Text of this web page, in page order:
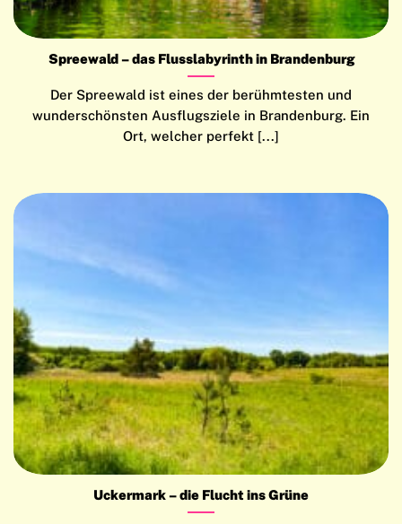
Spreewald – das Flusslabyrinth in Brandenburg
Der Spreewald ist eines der berühmtesten und
wunderschönsten Ausflugsziele in Brandenburg. Ein
Ort, welcher perfekt [...]
Uckermark – die Flucht ins Grüne